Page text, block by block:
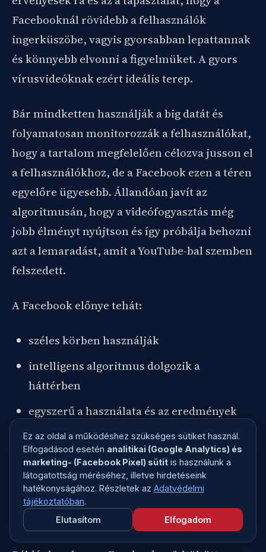
Facebooknál rövidebb a felhasználók
ingerküszöbe, vagyis gyorsabban lepattannak
és könnyebb elvonni a figyelmüket. A gyors
vírusvideóknak ezért ideális terep.
Bár mindketten használják a big datát és
folyamatosan monitorozzák a felhasználókat,
hogy a tartalom megfelelően célozva jusson el
a felhasználókhoz, de a Facebook ezen a téren
egyelőre ügyesebb. Állandóan javít az
algoritmusán, hogy a videófogyasztás még
jobb élményt nyújtson és így próbálja behozni
azt a lemaradást, amit a YouTube-bal szemben
felszedett.
A Facebook előnye tehát:
széles körben használják
intelligens algoritmus dolgozik a
háttérben
egyszerű a használata és az eredmények
mérése
rengeteg adatot dolgoz fel a háttérben (a
mi érdekünkben)
Mi a hátránya?
Ez az oldal a működéshez szükséges sütiket használ.
Elfogadásod esetén analitikai (Google Analytics) és
marketing- (Facebook Pixel) sütit is használunk a
látogatottság méréséhez, illetve hirdetéseink
hatékonyságához. Részletek az Adatvédelmi
tájékoztatóban.
Elutasítom
Elfogadom